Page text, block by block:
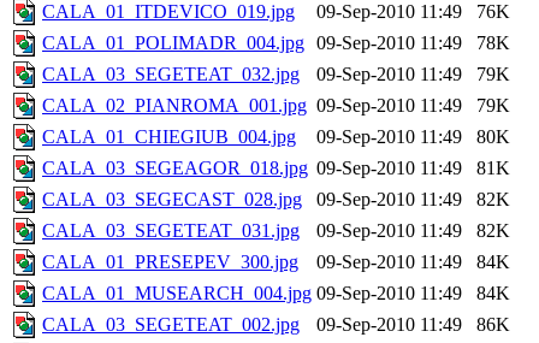
CALA_01_ITDEVICO_019.jpg
09-Sep-2010 11:49
76K
CALA_01_POLIMADR_004.jpg 09-Sep-2010 11:49
78K
CALA_03_SEGETEAT_032.jpg
09-Sep-2010 11:49
79K
CALA_02_PIANROMA_001.jpg 09-Sep-2010 11:49
79K
CALA_01_CHIEGIUB_004.jpg
09-Sep-2010 11:49
80K
CALA_03_SEGEAGOR_018.jpg 09-Sep-2010 11:49
81K
CALA_03_SEGECAST_028.jpg
09-Sep-2010 11:49
82K
CALA_03_SEGETEAT_031.jpg
09-Sep-2010 11:49
82K
CALA_01_PRESEPEV_300.jpg
09-Sep-2010 11:49
84K
CALA_01_MUSEARCH_004.jpg 09-Sep-2010 11:49
84K
CALA_03_SEGETEAT_002.jpg
09-Sep-2010 11:49
86K